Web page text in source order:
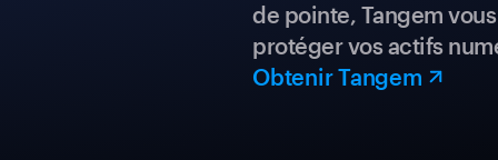
de pointe, Tangem
protéger vos actifs
Obtenir Tangem